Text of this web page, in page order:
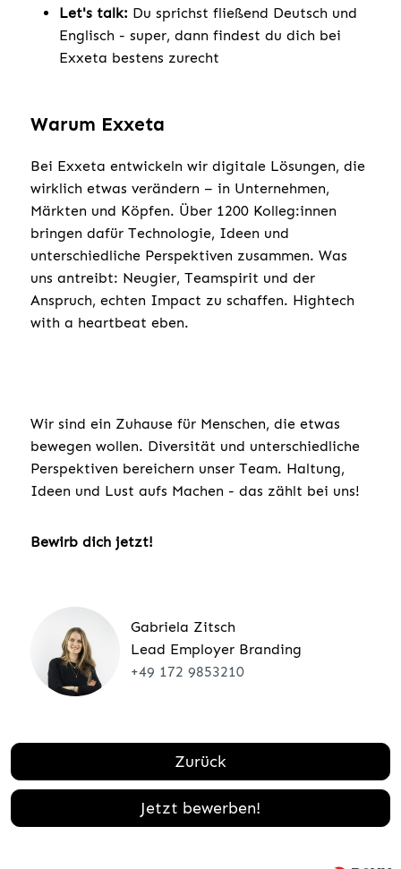
Let's talk: Du sprichst fließend Deutsch und
Englisch - super, dann findest du dich bei
Exxeta bestens zurecht
Warum Exxeta
Bei Exxeta entwickeln wir digitale Lösungen, die
wirklich etwas verändern – in Unternehmen,
Märkten und Köpfen. Über 1200 Kolleg:innen
bringen dafür Technologie, Ideen und
unterschiedliche Perspektiven zusammen. Was
uns antreibt: Neugier, Teamspirit und der
Anspruch, echten Impact zu schaffen. Hightech
with a heartbeat eben.
Wir sind ein Zuhause für Menschen, die etwas
bewegen wollen. Diversität und unterschiedliche
Perspektiven bereichern unser Team. Haltung,
Ideen und Lust aufs Machen - das zählt bei uns!
Bewirb dich jetzt!
Gabriela Zitsch
Lead Employer Branding
+49 172 9853210
Zurück
Jetzt bewerben!